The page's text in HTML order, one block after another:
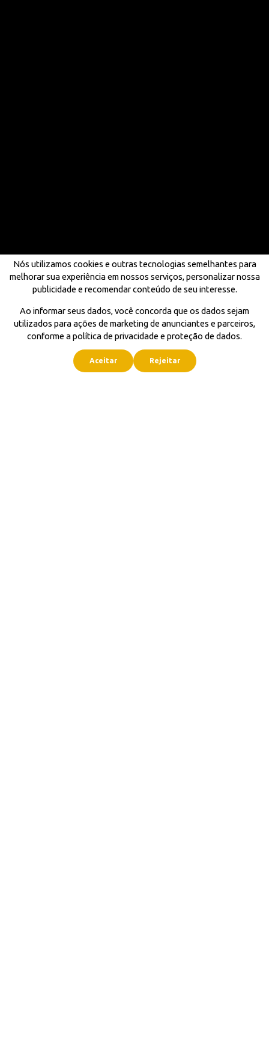
Nós utilizamos cookies e outras tecnologias semelhantes para
melhorar sua experiência em nossos serviços, personalizar nossa
publicidade e recomendar conteúdo de seu interesse.
Ao informar seus dados, você concorda que os dados sejam
utilizados para ações de marketing de anunciantes e parceiros,
conforme a política de privacidade e proteção de dados.
Aceitar Rejeitar